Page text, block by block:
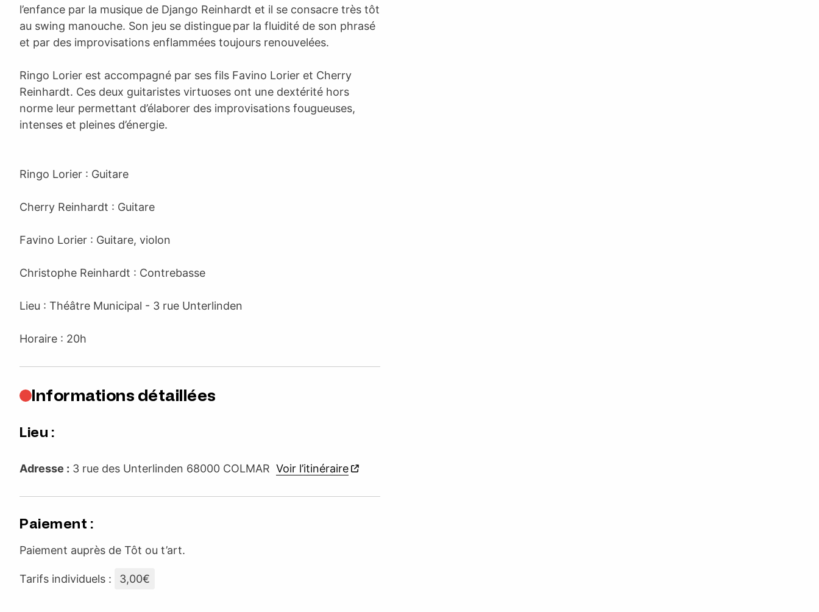
l’enfance par la musique de Django Reinhardt et il se consacre très tôt
au swing manouche. Son jeu se distingue par la fluidité de son phrasé
et par des improvisations enflammées toujours renouvelées.
Ringo Lorier est accompagné par ses fils Favino Lorier et Cherry
Reinhardt. Ces deux guitaristes virtuoses ont une dextérité hors
norme leur permettant d’élaborer des improvisations fougueuses,
intenses et pleines d’énergie.
Ringo Lorier : Guitare
Cherry Reinhardt : Guitare
Favino Lorier : Guitare, violon
Christophe Reinhardt : Contrebasse
Lieu : Théâtre Municipal - 3 rue Unterlinden
Horaire : 20h
Informations détaillées
Lieu :
Adresse : 3 rue des Unterlinden 68000 COLMAR Voir l’itinéraire
Paiement :
Paiement auprès de Tôt ou t’art.
Tarifs individuels : 3,00€